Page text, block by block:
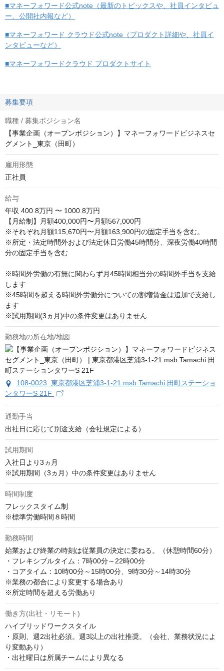
■マネーフォワード公式note（最新のトピックスや、社員インタビュ
ー、公開社内報など）
■マネーフォワード クラウド公式note（プロダクト詳細や、社員イ
ンタビューなど）
■マネーフォワードクラウド プロダクトサイト
募集要項
職種 / 募集ポジション名
【事業企画（オープンポジション）】マネーフォワードビジネスセ
グメント_東京（田町）
雇用形態
正社員
給与
年収 400.8万円 〜 1000.8万円
【月給制】月額400,000円〜月額567,000円
※それぞれ月額115,670円〜月額163,900円の固定手当を含む。
※所定・法定時間外および法定休日労働45時間分、深夜労働40時間
分の固定手当を含む
※時間外労働の有無に関わらず月45時間相当分の時間外手当を支給
します
※45時間を超える時間外労働分についての割増賃金は追加で支給し
ます
※試用期間(3ヵ月)中の条件変更はありません
勤務地の所在地/地図
108-0023 東京都港区芝浦3-1-21 msb Tamachi 田町ステーショ
ンタワーS 21F
通勤手当
出社日に応じて別途支給（会社規定による）
試用期間
入社日より3ヵ月
※試用期間（3ヵ月）中の条件変更はありません
時間制度
フレックスタイム制
※標準労働時間８時間
勤務時間
始業および終業の時刻は従業員の決定に委ねる。（休憩時間60分）
・フレキシブルタイム：7時00分～22時00分
・コアタイム：10時00分～15時00分、9時30分～14時30分
※業務の都合により変更する場合あり
※所定時間を超える労働あり
働き方(出社・リモート)
ハイブリッドワークスタイル
・原則、週2出社必須。週3以上の出社推奨。（会社、業務状況によ
り変動あり）
・出社曜日は所属チームにより異なる